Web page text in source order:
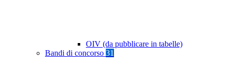
OIV (da pubblicare in tabelle)
Bandi di concorso 31